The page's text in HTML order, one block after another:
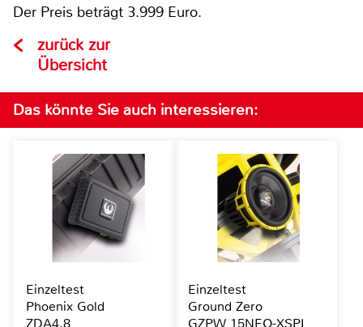
Der Preis beträgt 3.999 Euro.
zurück zur
Übersicht
Das könnte Sie auch interessieren:
Einzeltest
Phoenix Gold
Einzeltest
Ground Zero